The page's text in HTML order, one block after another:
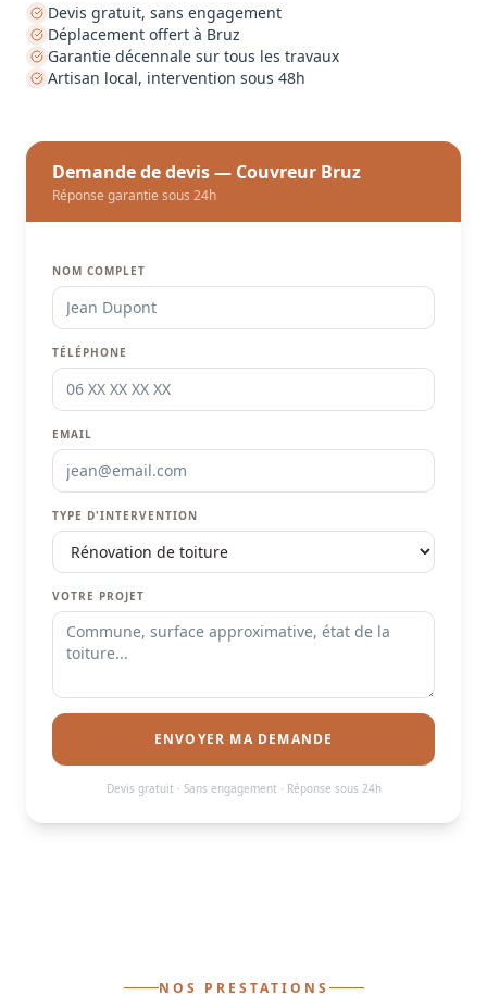
Devis gratuit, sans engagement
Déplacement offert à Bruz
Garantie décennale sur tous les travaux
Artisan local, intervention sous 48h
Demande de devis — Couvreur Bruz
Réponse garantie sous 24h
NOM COMPLET
TÉLÉPHONE
EMAIL
TYPE D'INTERVENTION
VOTRE PROJET
ENVOYER MA DEMANDE
Devis gratuit · Sans engagement · Réponse sous 24h
NOS PRESTATIONS